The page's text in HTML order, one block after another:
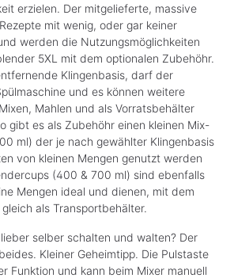
erzielen. Der mitgelieferte, massive
mit wenig, oder gar keiner
werden die Nutzungsmöglichkeiten
5XL mit dem optionalen Zubehöhr.
Klingenbasis, darf der
und es können weitere
Mahlen und als Vorratsbehälter
gibt es als Zubehöhr einen kleinen Mix-
ml) der je nach gewählter Klingenbasis
von kleinen Mengen genutzt werden
(400 & 700 ml) sind ebenfalls
Mengen ideal und dienen, mit dem
als Transportbehälter.
selber schalten und walten? Der
Kleiner Geheimtipp. Die Pulstaste
Funktion und kann beim Mixer manuell